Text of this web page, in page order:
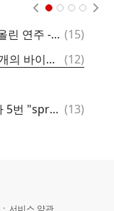
헨델 - 파사칼리아 - 할버센 편곡 - 바이올린 연주 - 율리아 피셔 , 첼로 - 다니엘 뮬러 스코트 댓
(15)
오이스트라흐, 에후디 메뉴인 - 바흐 두개의 바이올린을 위한 협주곡
댓
글
(12)
오이스트라흐 - 베토벤 바이올린 소나타 5번 "spring" 댓
(13)